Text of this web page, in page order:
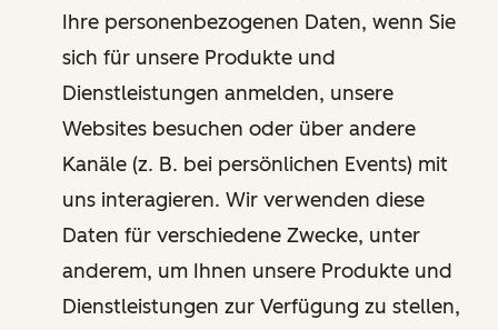
Ihre personenbezogenen Daten, wenn Sie
sich für unsere Produkte und
Dienstleistungen anmelden, unsere
Websites besuchen oder über andere
Kanäle (z. B. bei persönlichen Events) mit
uns interagieren. Wir verwenden diese
Daten für verschiedene Zwecke, unter
anderem, um Ihnen unsere Produkte und
Dienstleistungen zur Verfügung zu stellen,